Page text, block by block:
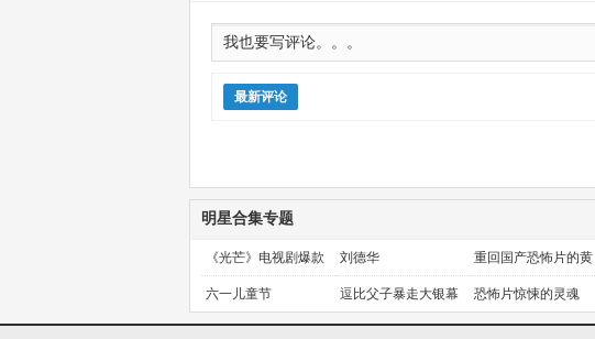
最新评论
明星合集专题
《光芒》电视剧爆款
预定！
刘德华 重回国产恐怖片的黄
金时代
六一儿童节 逗比父子暴走大银幕 恐怖片惊悚的灵魂